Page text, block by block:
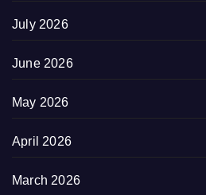
July 2026
June 2026
May 2026
April 2026
March 2026